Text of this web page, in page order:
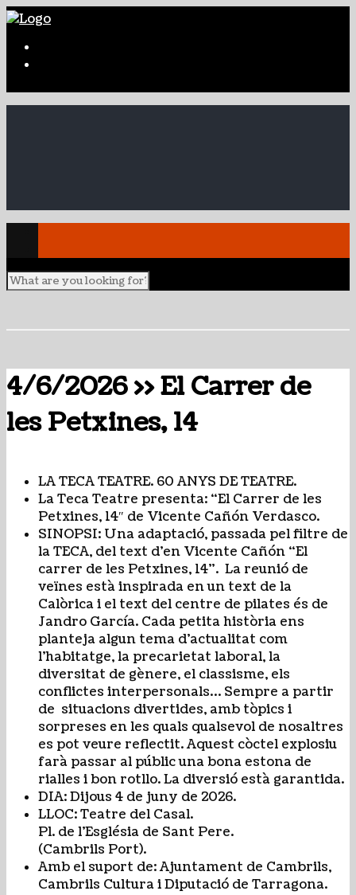
4/6/2026 >> El Carrer de
les Petxines, 14
LA TECA TEATRE. 60 ANYS DE TEATRE.
La Teca Teatre presenta: “El Carrer de les
Petxines, 14″ de Vicente Cañón Verdasco.
SINOPSI: Una adaptació, passada pel filtre de
la TECA, del text d’en Vicente Cañón “El
carrer de les Petxines, 14”. La reunió de
veïnes està inspirada en un text de la
Calòrica i el text del centre de pilates és de
Jandro García. Cada petita història ens
planteja algun tema d’actualitat com
l’habitatge, la precarietat laboral, la
diversitat de gènere, el classisme, els
conflictes interpersonals… Sempre a partir
de situacions divertides, amb tòpics i
sorpreses en les quals qualsevol de nosaltres
es pot veure reflectit. Aquest còctel explosiu
farà passar al públic una bona estona de
rialles i bon rotllo. La diversió està garantida.
DIA: Dijous 4 de juny de 2026.
LLOC: Teatre del Casal.
Pl. de l’Església de Sant Pere.
(Cambrils Port).
Amb el suport de: Ajuntament de Cambrils,
Cambrils Cultura i Diputació de Tarragona.